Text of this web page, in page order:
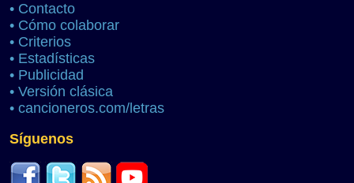
• Contacto
• Cómo colaborar
• Criterios
• Estadísticas
• Publicidad
• Versión clásica
• cancioneros.com/letras
Síguenos